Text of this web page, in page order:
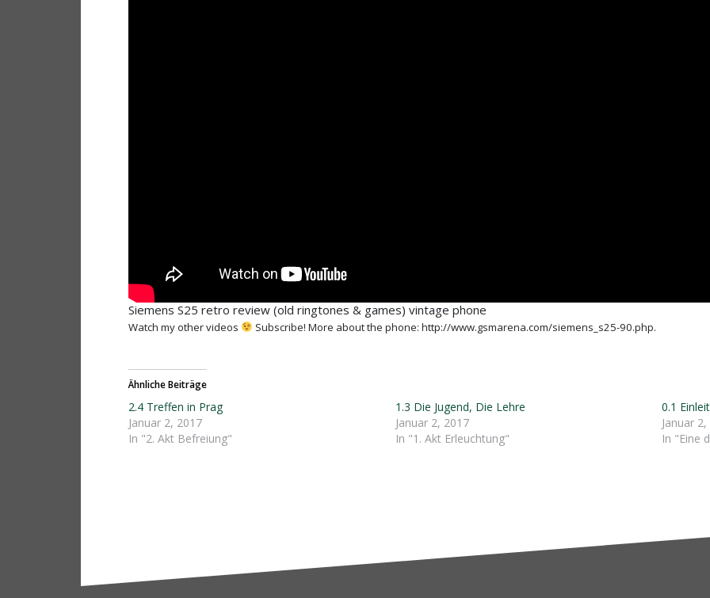
Siemens S25 retro review (old ringtones & games) vintage phone
Watch my other videos Subscribe! More about the phone: http://www.gsmarena.com/siemens_s25-90.php.
Ähnliche Beiträge
2.4 Treffen in Prag
Januar 2, 2017
In "2. Akt Befreiung"
1.3 Die Jugend, Die Lehre
Januar 2, 2017
In "1. Akt Erleuchtung"
0.1
Januar
In "Eine